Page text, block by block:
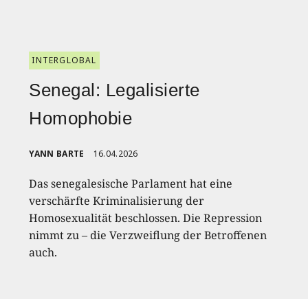
INTERGLOBAL
Senegal: Legalisierte
Homophobie
YANN BARTE 16.04.2026
Das senegalesische Parlament hat eine
verschärfte Kriminalisierung der
Homosexualität beschlossen. Die Repression
nimmt zu – die Verzweiflung der Betroffenen
auch.